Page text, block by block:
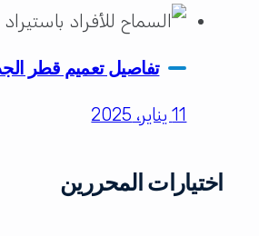
تفاصيل تعميم قطر
11 يناير، 2025
اختيارات المحررين